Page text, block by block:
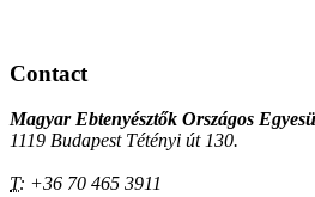
Contact
Magyar Ebtenyésztők Országos
1119 Budapest Tétényi út 130.
T: +36 70 465 3911